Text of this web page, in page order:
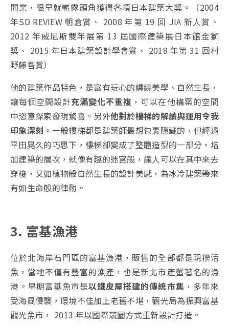
開業，很早就嶄露頭角獲得各項日本建築大獎。（2004
年SD REVIEW 朝倉賞、 2008 年第 19 回 JIA 新人賞、
2012 年威尼斯雙年展第 13 屆國際建築展日本館金獅
獎、 2015 年日本建築設計學會賞、 2018 年第 31 回村
野藤吾賞）
他的建築作品特色，是富有玩心的纏繞美學、自然生長，
讓每個空間設計充滿變化不重複 ，可以在他構築的空間
中恣意探索發現驚喜。另外他對於樓梯的解讀與運用令我
印象深刻 。一般樓梯都是建築師最想包裹隱藏的，但經過
平田晃久的巧思下，樓梯卻變成了整體造型的一部分，增
加建築的層次，就像有趣的迷宮般，讓人可以在其中來去
穿梭，又如植物般自然生長的設計美感，為冰冷建築帶來
有如生命般的律動。
3. 富基漁港
位於北海岸石門區的富基漁港，販售的全部都是現撈活
魚，當地不僅有豐富的漁產，也是新北市產蟹著名的漁
港。早期富基魚市是以鐵皮屋搭建的傳統市集 ，多年來
受海風侵襲，環境不佳加上老舊不堪，觀光局為振興富基
觀光魚市， 2013 年以國際競圖方式重新設計打造。